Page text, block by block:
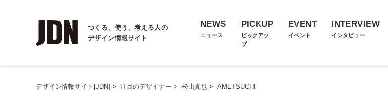
つくる、使う、考える人の
デザイン情報サイト
NEWS
ニュース
PICKUP
ピックアッ
プ
EVENT
イベント
INTERVIEW
インタビュー
デザイン情報サイト[JDN] > 注目のデザイナー > 松山真也 > AMETSUCHI